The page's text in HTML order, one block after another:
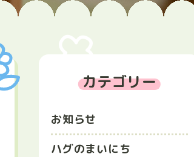
カテゴリー
お知らせ
ハグのまいにち